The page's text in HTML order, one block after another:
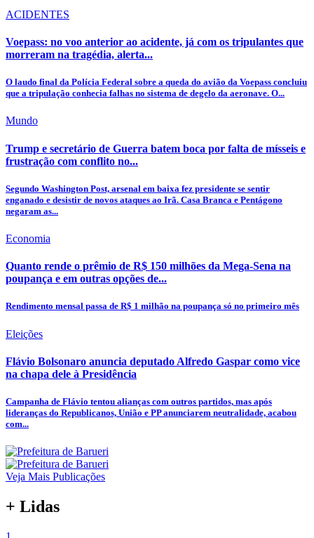
ACIDENTES
Voepass: no voo anterior ao acidente, já com os tripulantes que
morreram na tragédia, alerta...
O laudo final da Polícia Federal sobre a queda do avião da Voepass concluiu
que a tripulação conhecia falhas no sistema de degelo da aeronave. O...
Mundo
Trump e secretário de Guerra batem boca por falta de mísseis e
frustração com conflito no...
Segundo Washington Post, arsenal em baixa fez presidente se sentir
enganado e desistir de novos ataques ao Irã. Casa Branca e Pentágono
negaram as...
Economia
Quanto rende o prêmio de R$ 150 milhões da Mega-Sena na
poupança e em outras opções de...
Rendimento mensal passa de R$ 1 milhão na poupança só no primeiro mês
Eleições
Flávio Bolsonaro anuncia deputado Alfredo Gaspar como vice
na chapa dele à Presidência
Campanha de Flávio tentou alianças com outros partidos, mas após
lideranças do Republicanos, União e PP anunciarem neutralidade, acabou
com...
Veja Mais Publicações
+ Lidas